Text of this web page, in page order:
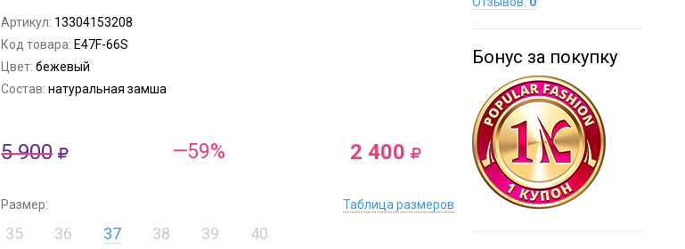
Артикул: 13304153208
Код товара: E47F-66S
Цвет:бежевый
Состав:натуральная замша
5 900 —59% 2 400
Размер: Таблица размеров
35 36 37 38 39 40
Бонус за покупку